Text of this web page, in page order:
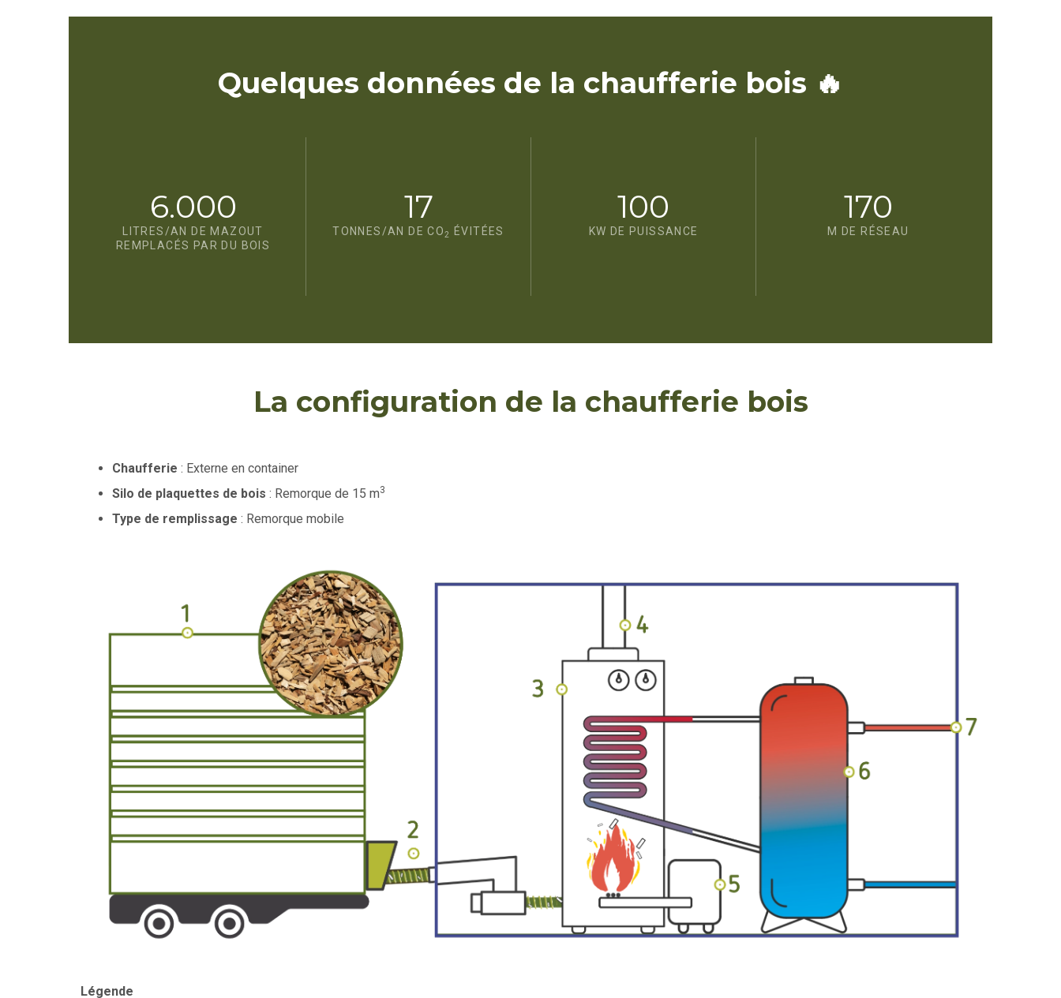
Quelques données de la chaufferie bois 🔥
6.000
LITRES/AN DE MAZOUT
REMPLACÉS PAR DU BOIS
17
TONNES/AN DE CO2 ÉVITÉES
100
KW DE PUISSANCE
170
M DE RÉSEAU
La configuration de la chaufferie bois
Chaufferie : Externe en container
Silo de plaquettes de bois : Remorque de 15 m3
Type de remplissage : Remorque mobile
Légende